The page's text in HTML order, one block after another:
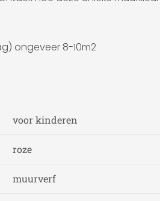
ongeveer 8-10m2
voor kinderen
roze
muurverf